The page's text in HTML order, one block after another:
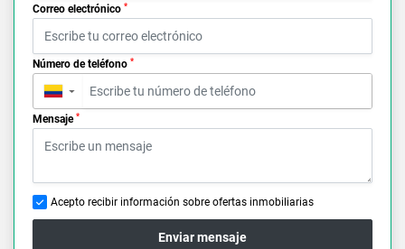
Correo electrónico *
Número de teléfono *
▼
Mensaje *
Acepto recibir información sobre ofertas inmobiliarias
Enviar mensaje